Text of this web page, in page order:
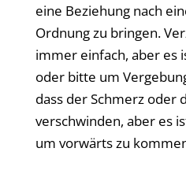
eine Beziehung nach
Ordnung zu bringen.
immer einfach, aber es
oder bitte um
dass der Schmerz oder
verschwinden, aber es
um vorwärts zu